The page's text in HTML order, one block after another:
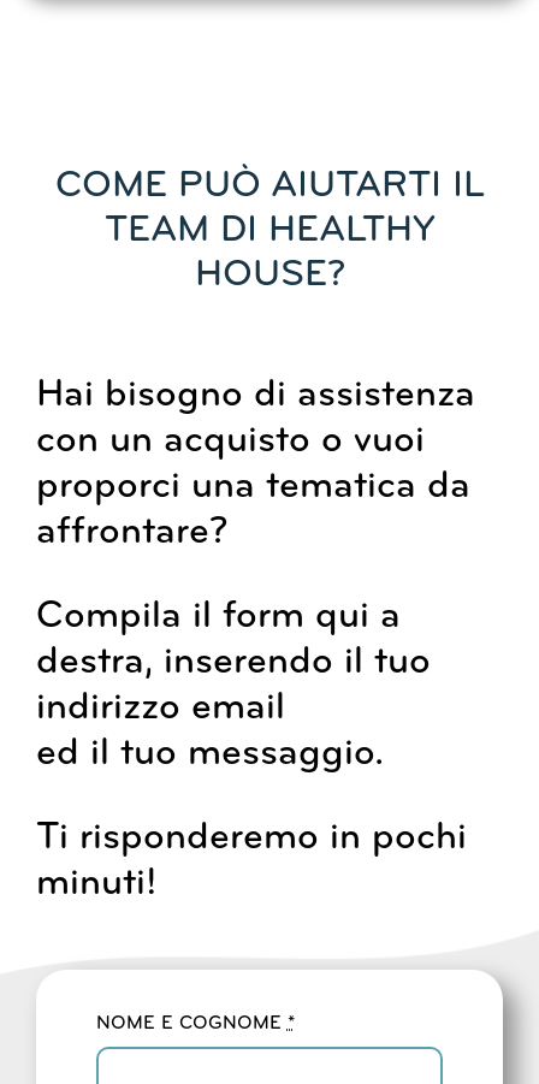
COME PUÒ AIUTARTI IL
TEAM DI HEALTHY
HOUSE?
Hai bisogno di assistenza
con un acquisto o vuoi
proporci una tematica da
affrontare?
Compila il form qui a
destra, inserendo il tuo
indirizzo email
ed il tuo messaggio.
Ti risponderemo in pochi
minuti!
NOME E COGNOME*